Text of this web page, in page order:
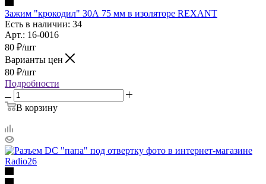
Зажим "крокодил" 30А 75 мм в изоляторе REXANT
Есть в наличии: 34
Арт.: 16-0016
80 ₽/шт
Варианты цен
80 ₽/шт
Подробности
В корзину